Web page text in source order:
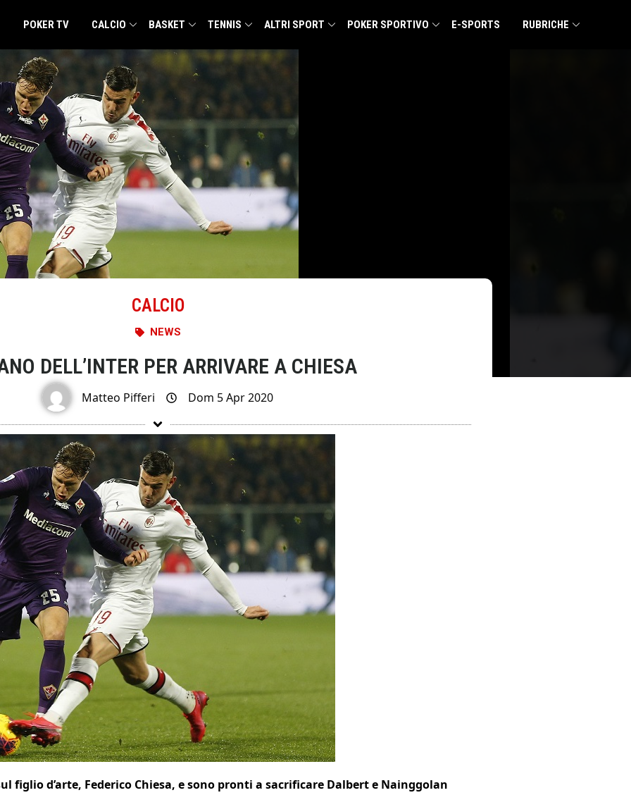
POKER TV CALCIO BASKET TENNIS ALTRI SPORT POKER SPORTIVO E-SPORTS RUBRICHE
CALCIO
NEWS
DELL’INTER PER ARRIVARE A CHIESA
Matteo Pifferi Dom 5 Apr 2020
figlio d’arte, Federico Chiesa, e sono pronti a sacrificare Dalbert e Nainggolan